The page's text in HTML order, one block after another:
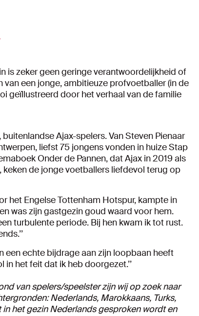
is zeker geen geringe verantwoordelijkheid of
een jonge, ambitieuze profvoetballer (in de
geïllustreerd door het verhaal van de familie
Ajax-spelers. Van Steven Pienaar
liefst 75 jongens vonden in huize Stap
Onder de Pannen, dat Ajax in 2019 als
de jonge voetballers liefdevol terug op
het Engelse Tottenham Hotspur, kampte in
was zijn gastgezin goud waard voor hem.
turbulente periode. Bij hen kwam ik tot rust.
een echte bijdrage aan zijn loopbaan heeft
in het feit dat ik heb doorgezet.’’
van spelers/speelster zijn wij op zoek naar
Nederlands, Marokkaans, Turks,
het gezin Nederlands gesproken wordt en